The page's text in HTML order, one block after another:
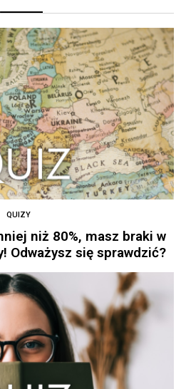
QUIZY
niż 80%, masz braki w
Odważysz się sprawdzić?